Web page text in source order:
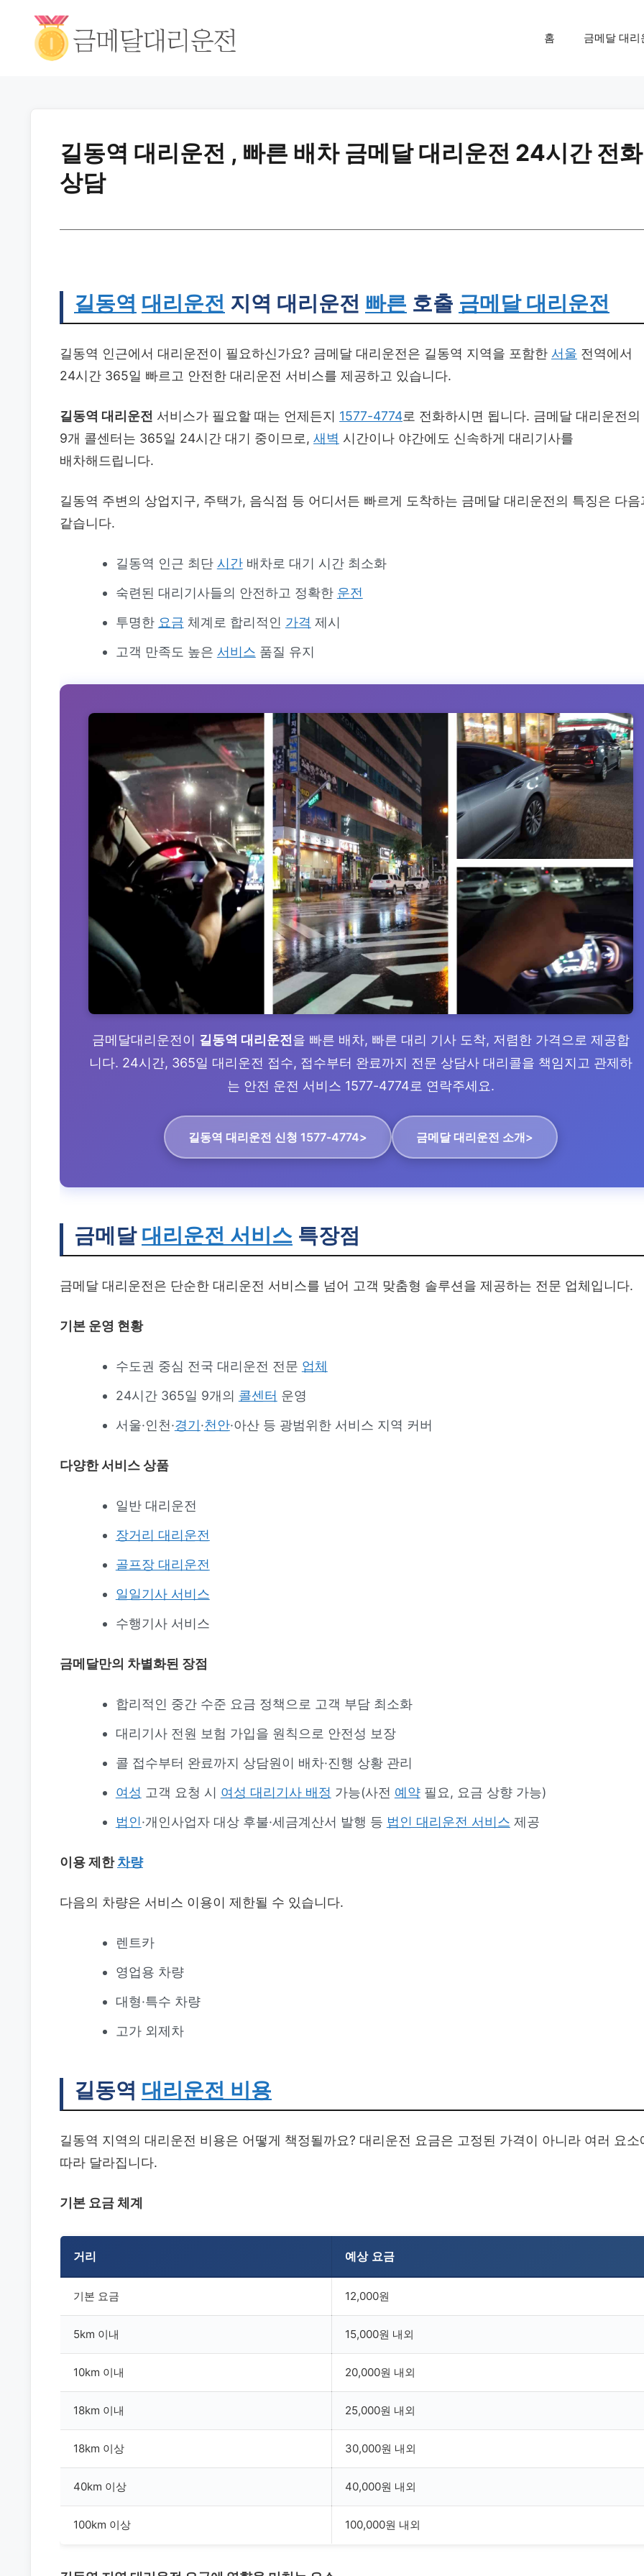
홈 금메달 대리
길동역 대리운전 , 빠른 배차 금메달 대리운전 24시간 전화
상담
길동역 대리운전 지역 대리운전 빠른 호출 금메달 대리운전
길동역 인근에서 대리운전이 필요하신가요? 금메달 대리운전은 길동역 지역을 포함한 서울 전역에서
24시간 365일 빠르고 안전한 대리운전 서비스를 제공하고 있습니다.
길동역 대리운전 서비스가 필요할 때는 언제든지 1577-4774로 전화하시면 됩니다. 금메달 대리운전의
9개 콜센터는 365일 24시간 대기 중이므로, 새벽 시간이나 야간에도 신속하게 대리기사를
배차해드립니다.
길동역 주변의 상업지구, 주택가, 음식점 등 어디서든 빠르게 도착하는 금메달 대리운전의 특징은 다음
같습니다.
길동역 인근 최단 시간배차로 대기 시간 최소화
숙련된 대리기사들의 안전하고 정확한 운전
투명한 요금 체계로 합리적인 가격 제시
고객 만족도 높은 서비스 품질 유지
금메달대리운전이 길동역 대리운전 을 빠른 배차, 빠른 대리 기사 도착, 저렴한 가격으로 제공합
니다. 24시간, 365일 대리운전 접수, 접수부터 완료까지 전문 상담사 대리콜을 책임지고 관제하
는 안전 운전 서비스 1577-4774로 연락주세요.
길동역 대리운전 신청 1577-4774> 금메달 대리운전 소개>
금메달 대리운전 서비스 특장점
금메달 대리운전은 단순한 대리운전 서비스를 넘어 고객 맞춤형 솔루션을 제공하는 전문 업체입니다.
기본 운영 현황
수도권 중심 전국 대리운전 전문 업체
24시간 365일 9개의 콜센터 운영
서울·인천·경기·천안·아산 등 광범위한 서비스 지역 커버
다양한 서비스 상품
일반 대리운전
장거리 대리운전
골프장 대리운전
일일기사 서비스
수행기사 서비스
금메달만의 차별화된 장점
합리적인 중간 수준 요금 정책으로 고객 부담 최소화
대리기사 전원 보험 가입을 원칙으로 안전성 보장
콜 접수부터 완료까지 상담원이 배차·진행 상황 관리
여성 고객 요청 시 여성 대리기사 배정 가능(사전 예약필요, 요금 상향 가능)
법인·개인사업자 대상 후불·세금계산서 발행 등 법인 대리운전 서비스 제공
이용 제한차량
다음의 차량은 서비스 이용이 제한될 수 있습니다.
렌트카
영업용 차량
대형·특수 차량
고가 외제차
길동역 대리운전 비용
길동역 지역의 대리운전 비용은 어떻게 책정될까요? 대리운전 요금은 고정된 가격이 아니라 여러 요소
따라 달라집니다.
기본 요금 체계
거리 예상 요금
기본 요금 12,000원
5km 이내 15,000원 내외
10km 이내 20,000원 내외
18km 이내 25,000원 내외
18km 이상 30,000원 내외
40km 이상 40,000원 내외
100km 이상 100,000원 내외